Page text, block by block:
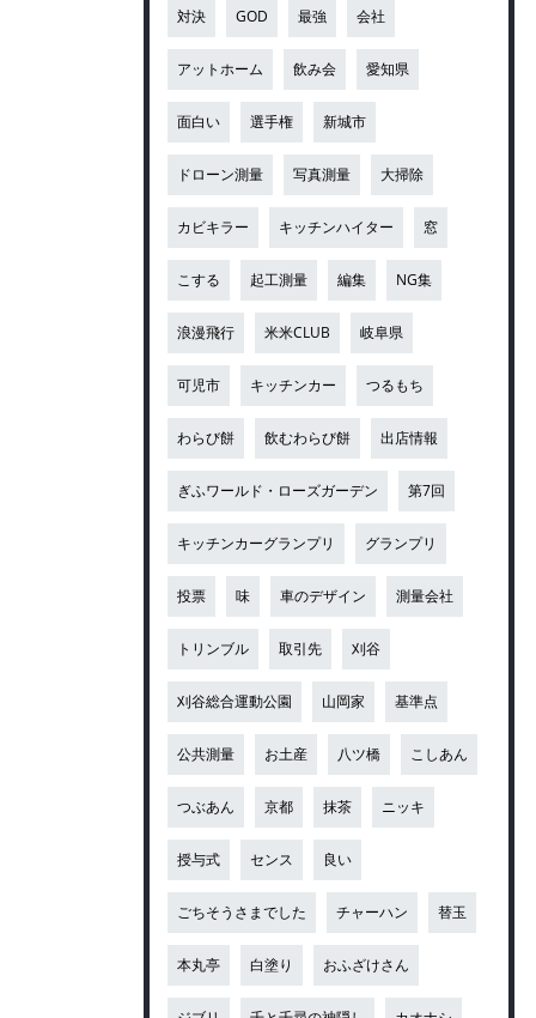
対決 GOD 最強 会社
アットホーム 飲み会 愛知県
面白い 選手権 新城市
ドローン測量 写真測量 大掃除
カビキラー キッチンハイター 窓
こする 起工測量 編集 NG集
浪漫飛行 米米CLUB 岐阜県
可児市 キッチンカー つるもち
わらび餅 飲むわらび餅 出店情報
ぎふワールド・ローズガーデン 第7回
キッチンカーグランプリ グランプリ
投票 味 車のデザイン 測量会社
トリンブル 取引先 刈谷
刈谷総合運動公園 山岡家 基準点
公共測量 お土産 八ツ橋 こしあん
つぶあん 京都 抹茶 ニッキ
授与式 センス 良い
ごちそうさまでした チャーハン 替玉
本丸亭 白塗り おふざけさん